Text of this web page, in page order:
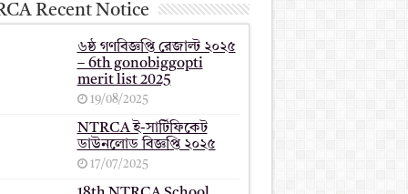
Recent Notice
৬ষ্ঠ গণবিজ্ঞপ্তি রেজাল্ট ২০২৫
– 6th gonobiggopti
merit list 2025
19/08/2025
NTRCA ই-সার্টিফিকেট
ডাউনলোড বিজ্ঞপ্তি ২০২৫
17/07/2025